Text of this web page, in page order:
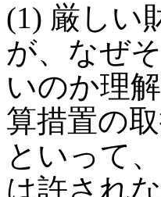
(1) 厳しい
が、なぜ
いのか理
算措置の
といって
は許され